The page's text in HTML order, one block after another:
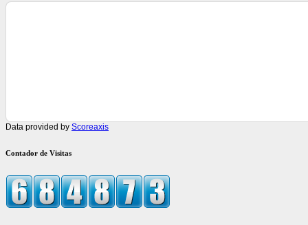
Data provided by Scoreaxis
Contador de Visitas